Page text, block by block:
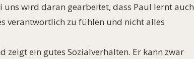
uns wird daran gearbeitet, dass Paul lernt auch
verantwortlich zu fühlen und nicht alles
ein gutes Sozialverhalten. Er kann zwar